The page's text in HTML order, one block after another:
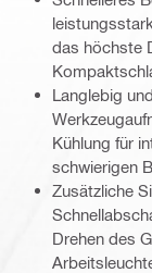
das höchste
Langlebig
Kühlung für
schwierigen
Zusätzliche
Drehen des